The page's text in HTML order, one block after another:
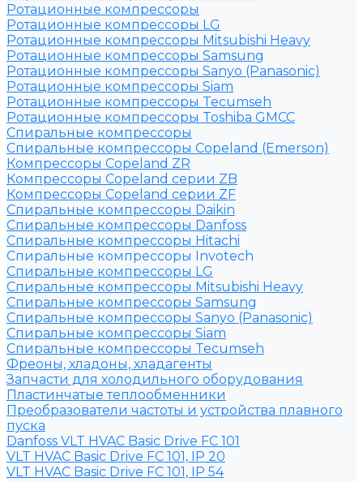
Ротационные компрессоры
Ротационные компрессоры LG
Ротационные компрессоры Mitsubishi Heavy
Ротационные компрессоры Samsung
Ротационные компрессоры Sanyo (Panasonic)
Ротационные компрессоры Siam
Ротационные компрессоры Tecumseh
Ротационные компрессоры Toshiba GMCC
Спиральные компрессоры
Спиральные компрессоры Copeland (Emerson)
Компрессоры Copeland ZR
Компрессоры Copeland серии ZB
Компрессоры Copeland серии ZF
Спиральные компрессоры Daikin
Спиральные компрессоры Danfoss
Спиральные компрессоры Hitachi
Спиральные компрессоры Invotech
Спиральные компрессоры LG
Спиральные компрессоры Mitsubishi Heavy
Спиральные компрессоры Samsung
Спиральные компрессоры Sanyo (Panasonic)
Спиральные компрессоры Siam
Спиральные компрессоры Tecumseh
Фреоны, хладоны, хладагенты
Запчасти для холодильного оборудования
Пластинчатые теплообменники
Преобразователи частоты и устройства плавного
пуска
Danfoss VLT HVAC Basic Drive FC 101
VLT HVAC Basic Drive FC 101, IP 20
VLT HVAC Basic Drive FC 101, IP 54